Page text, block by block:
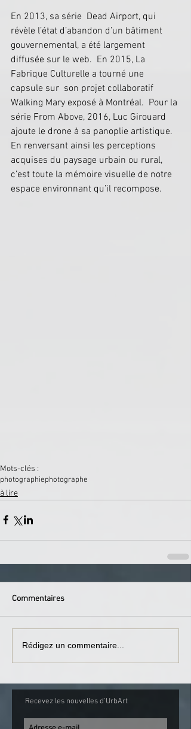
En 2013, sa série  Dead Airport, qui
révèle l’état d’abandon d’un bâtiment
gouvernemental, a été largement
diffusée sur le web.  En 2015, La
Fabrique Culturelle a tourné une
capsule sur  son projet collaboratif
Walking Mary exposé à Montréal.  Pour la
série From Above, 2016, Luc Girouard
ajoute le drone à sa panoplie artistique.
En renversant ainsi les perceptions
acquises du paysage urbain ou rural,
c’est toute la mémoire visuelle de notre
espace environnant qu’il recompose.
Mots-clés :
photographiephotographe
à lire
Commentaires
Rédigez un commentaire...
Recevez les nouvelles d'UrbArt